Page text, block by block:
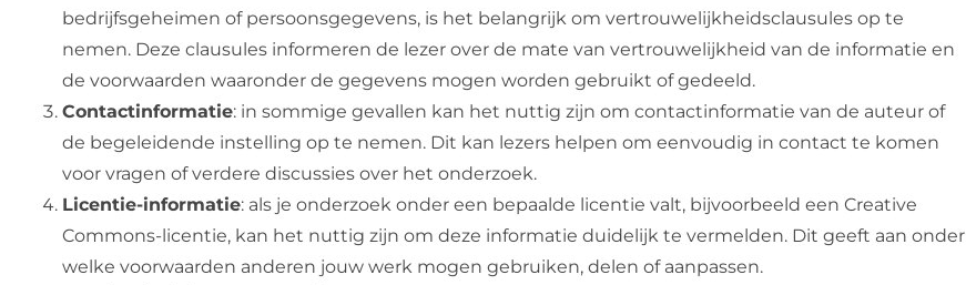
bedrijfsgeheimen of persoonsgegevens, is het belangrijk om vertrouwelijkheidsclausules op te
nemen. Deze clausules informeren de lezer over de mate van vertrouwelijkheid van de informatie en
de voorwaarden waaronder de gegevens mogen worden gebruikt of gedeeld.
Contactinformatie: in sommige gevallen kan het nuttig zijn om contactinformatie van de auteur of
de begeleidende instelling op te nemen. Dit kan lezers helpen om eenvoudig in contact te komen
voor vragen of verdere discussies over het onderzoek.
Licentie-informatie: als je onderzoek onder een bepaalde licentie valt, bijvoorbeeld een Creative
Commons-licentie, kan het nuttig zijn om deze informatie duidelijk te vermelden. Dit geeft aan onder
welke voorwaarden anderen jouw werk mogen gebruiken, delen of aanpassen.